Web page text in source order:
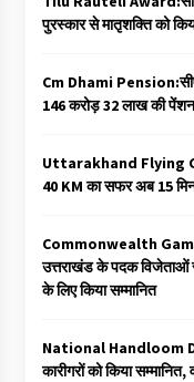
पुरस्कार से मातृशक्ति को
Cm Dhami Pension:सीएम
146 करोड़ 32 लाख की पेंशन
Uttarakhand Flying
40 KM का सफर अब 15
Commonwealth
उत्तराखंड के पदक विजेताओं
के लिए किया सम्मानित
National Handloom
कारीगरों को किया